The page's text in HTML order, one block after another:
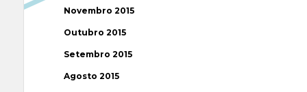
Novembro 2015
Outubro 2015
Setembro 2015
Agosto 2015